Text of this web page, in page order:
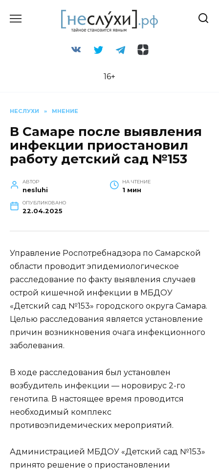
16+
НЕСЛУХИ » МНЕНИЕ
В Самаре после выявления
инфекции приостановил
работу детский сад №153
АВТОР
nesluhi
НА ЧТЕНИЕ
1 мин
ОПУБЛИКОВАНО
22.04.2025
Управление Роспотребнадзора по Самарской
области проводит эпидемиологическое
расследование по факту выявления случаев
острой кишечной инфекции в МБДОУ
«Детский сад №153» городского округа Самара.
Целью расследования является установление
причин возникновения очага инфекционного
заболевания.
В ходе расследования был установлен
возбудитель инфекции — норовирус 2-го
генотипа. В настоящее время проводится
необходимый комплекс
противоэпидемических мероприятий.
Администрацией МБДОУ «Детский сад №153»
принято решение о приостановлении